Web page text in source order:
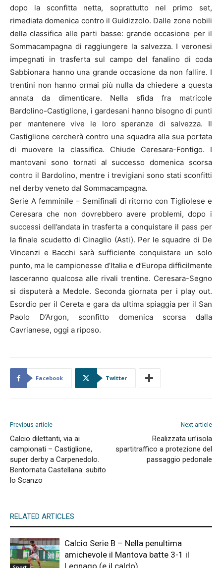
dopo la sconfitta netta, soprattutto nel primo set,
rimediata domenica contro il Guidizzolo. Dalle zone nobili
della classifica alle parti basse: grande occasione per il
Sommacampagna di raggiungere la salvezza. I veronesi
impegnati in trasferta sul campo del fanalino di coda
Sabbionara hanno una grande occasione da non fallire. I
trentini non hanno ormai più nulla da chiedere a questa
annata da dimenticare. Nella sfida fra matricole
Bardolino-Castiglione, i gardesani hanno bisogno di punti
per mantenere vive le loro speranze di salvezza. Il
Castiglione cercherà contro una squadra alla sua portata
di muovere la classifica. Chiude Ceresara-Fontigo. I
mantovani sono tornati al successo domenica scorsa
contro il Bardolino, mentre i trevigiani sono stati sconfitti
nel derby veneto dal Sommacampagna.
Serie A femminile – Semifinali di ritorno con Tigliolese e
Ceresara che non dovrebbero avere problemi, dopo i
successi dell’andata in trasferta a conquistare il pass per
la finale scudetto di Cinaglio (Asti). Per le squadre di De
Vincenzi e Bacchi sarà sufficiente conquistare un solo
punto, ma le campionesse d’Italia e d’Europa difficilmente
lasceranno qualcosa alle rivali trentine. Ceresara-Segno
si disputerà a Medole. Seconda giornata per i play out.
Esordio per il Cereta e gara da ultima spiaggia per il San
Paolo D’Argon, sconfitto domenica scorsa dalla
Cavrianese, oggi a riposo.
Facebook Twitter
Previous article
Calcio dilettanti, via ai
campionati – Castiglione,
super derby a Carpenedolo.
Bentornata Castellana: subito
lo Scanzo
Next article
Realizzata un’isola
spartitraffico a protezione del
passaggio pedonale
RELATED ARTICLES
Calcio Serie B – Nella penultima
amichevole il Mantova batte 3-1 il
Legnago (e il caldo)